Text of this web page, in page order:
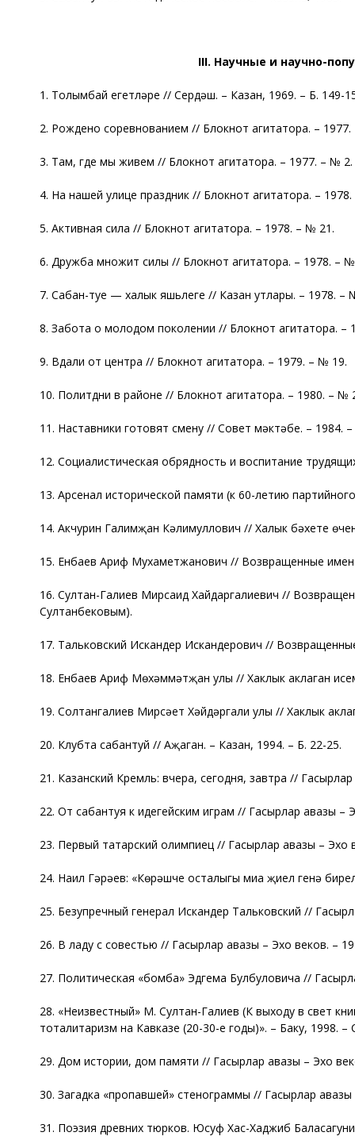
III. Научные и научно-
1. Толымбай егетләре // Сердәш. – Казан, 1969. – Б. 149-
2. Рождено соревнованием // Блокнот агитатора. –
3. Там, где мы живем // Блокнот агитатора. – 1977. – № 2.
4. На нашей улице праздник // Блокнот агитатора. –
5. Активная сила // Блокнот агитатора. – 1978. – № 21.
6. Дружба множит силы // Блокнот агитатора. – 1978. –
7. Сабан-туе — халык яшьлеге // Казан утлары. – 1978. –
8. Забота о молодом поколении // Блокнот агитатора. –
9. Вдали от центра // Блокнот агитатора. – 1979. – № 19.
10. Политдни в районе // Блокнот агитатора. – 1980. – №
11. Наставники готовят смену // Совет мәктәбе. – 1984.
12. Социалистическая обрядность и воспитание
13. Арсенал исторической памяти (к 60-летию
14. Акчурин Галимҗан Кәлимуллович // Халык бәхете
15. Енбаев Ариф Мухаметжанович // Возвращенные
16. Султан-Галиев Мирсаид Хайдаргалиевич //
Султанбековым).
17. Тальковский Искандер Искандерович //
18. Енбаев Ариф Мөхәммәтҗан улы // Хаклык аклаган
19. Солтангалиев Мирсәет Хәйдәргали улы // Хаклык
20. Клубта сабантуй // Аҗаган. – Казан, 1994. – Б. 22-25.
21. Казанский Кремль: вчера, сегодня, завтра //
22. От сабантуя к идегейским играм // Гасырлар авазы –
23. Первый татарский олимпиец // Гасырлар авазы – Эхо
24. Наил Гәрәев: «Көрәшче осталыгы миңа җиңел генә
25. Безупречный генерал Искандер Тальковский //
26. В ладу с совестью // Гасырлар авазы – Эхо веков. –
27. Политическая «бомба» Эдгема Булбуловича //
28. «Неизвестный» М. Султан-Галиев (К выходу в свет
тоталитаризм на Кавказе (20-30-е годы)». – Баку, 1998. –
29. Дом истории, дом памяти // Гасырлар авазы – Эхо
30. Загадка «пропавшей» стенограммы // Гасырлар
31. Поэзия древних тюрков. Юсуф Хас-Хаджиб